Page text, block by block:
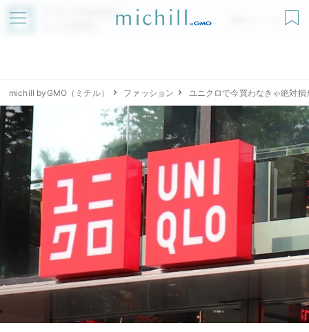
アプリでmichillが
無料ダウンロード
michill byGMO（ミチル） ファッション ユニクロで今買わなきゃ絶対